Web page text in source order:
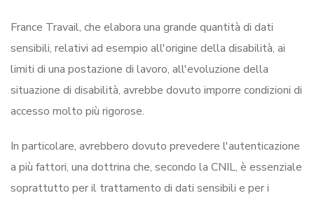
France Travail, che elabora una grande quantità di dati
sensibili, relativi ad esempio all'origine della disabilità, ai
limiti di una postazione di lavoro, all'evoluzione della
situazione di disabilità, avrebbe dovuto imporre condizioni di
accesso molto più rigorose.
In particolare, avrebbero dovuto prevedere l'autenticazione
a più fattori, una dottrina che, secondo la CNIL, è essenziale
soprattutto per il trattamento di dati sensibili e per i